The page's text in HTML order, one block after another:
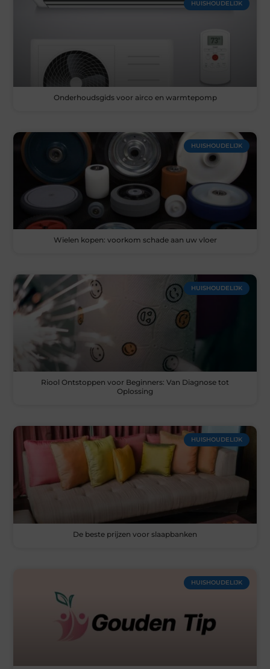
HUISHOUDELIJK
Onderhoudsgids voor airco en warmtepomp
HUISHOUDELIJK
Wielen kopen: voorkom schade aan uw vloer
HUISHOUDELIJK
Riool Ontstoppen voor Beginners: Van Diagnose tot
Oplossing
HUISHOUDELIJK
De beste prijzen voor slaapbanken
HUISHOUDELIJK